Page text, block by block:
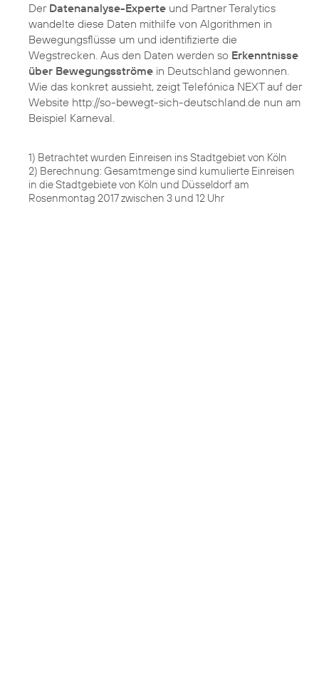
Der Datenanalyse-Experte und Partner Teralytics
wandelte diese Daten mithilfe von Algorithmen in
Bewegungsflüsse um und identifizierte die
Wegstrecken. Aus den Daten werden so Erkenntnisse
über Bewegungsströme in Deutschland gewonnen.
Wie das konkret aussieht, zeigt Telefónica NEXT auf der
Website http://so-bewegt-sich-deutschland.de nun am
Beispiel Karneval.
1) Betrachtet wurden Einreisen ins Stadtgebiet von Köln
2) Berechnung: Gesamtmenge sind kumulierte Einreisen
in die Stadtgebiete von Köln und Düsseldorf am
Rosenmontag 2017 zwischen 3 und 12 Uhr